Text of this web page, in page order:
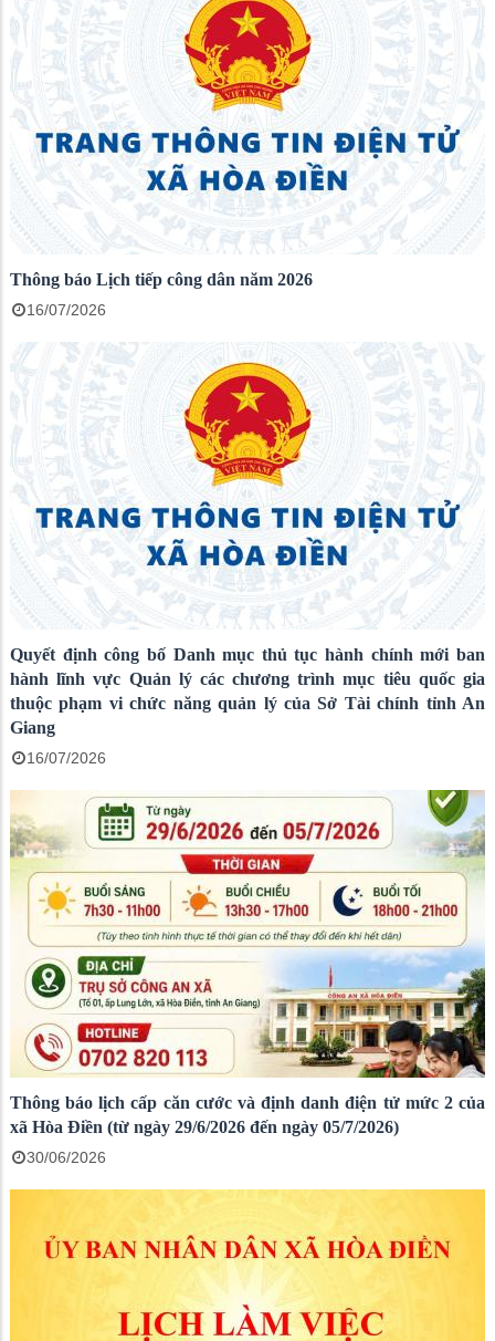
Thông báo Lịch tiếp công dân năm 2026
16/07/2026
Quyết định công bố Danh mục thủ tục hành chính mới ban
hành lĩnh vực Quản lý các chương trình mục tiêu quốc gia
thuộc phạm vi chức năng quản lý của Sở Tài chính tỉnh An
Giang
16/07/2026
Thông báo lịch cấp căn cước và định danh điện tử mức 2 của
xã Hòa Điền (từ ngày 29/6/2026 đến ngày 05/7/2026)
30/06/2026